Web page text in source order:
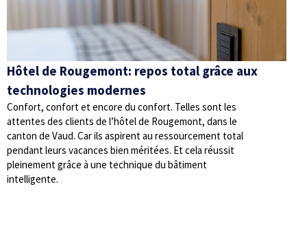
Hôtel de Rougemont: repos total grâce aux
technologies modernes
Confort, confort et encore du confort. Telles sont les
attentes des clients de l’hôtel de Rougemont, dans le
canton de Vaud. Car ils aspirent au ressourcement total
pendant leurs vacances bien méritées. Et cela réussit
pleinement grâce à une technique du bâtiment
intelligente.